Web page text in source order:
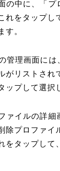
の中に、「プ
れをタップし
す。
管理画面に
がリストされ
ップして選択
ァイルの詳細
除プロファイ
をタップして